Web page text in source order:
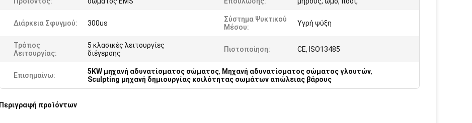
Διάρκεια Σφυγμού: 300us
Σύστημα Ψυκτικού
Μέσου:
Υγρή ψύξη
Τρόπος
Λειτουργίας:
5 κλασικές λειτουργίες
διέγερσης
Πιστοποίηση: CE, ISO13485
Επισημαίνω: 5KW μηχανή αδυνατίσματος σώματος, Μηχανή αδυνατίσματος σώματος γλουτών,
Sculpting μηχανή δημιουργίας κοιλότητας σωμάτων απώλειας βάρους
Περιγραφή προϊόντων